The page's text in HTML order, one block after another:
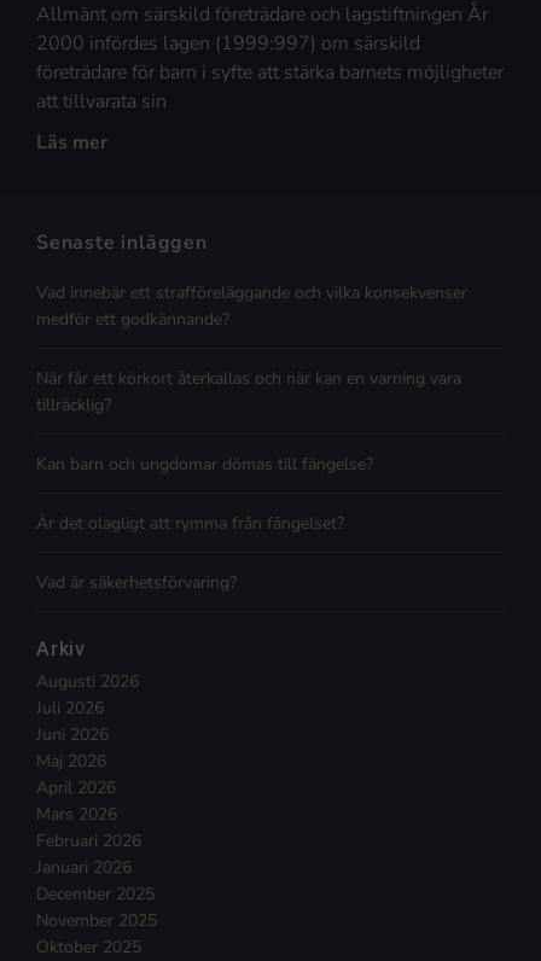
Allmänt om särskild företrädare och lagstiftningen År
2000 infördes lagen (1999:997) om särskild
företrädare för barn i syfte att stärka barnets möjligheter
att tillvarata sin
Läs mer
Senaste inläggen
Vad innebär ett strafföreläggande och vilka konsekvenser
medför ett godkännande?
När får ett körkort återkallas och när kan en varning vara
tillräcklig?
Kan barn och ungdomar dömas till fängelse?
Är det olagligt att rymma från fängelset?
Vad är säkerhetsförvaring?
Arkiv
Augusti 2026
Juli 2026
Juni 2026
Maj 2026
April 2026
Mars 2026
Februari 2026
Januari 2026
December 2025
November 2025
Oktober 2025